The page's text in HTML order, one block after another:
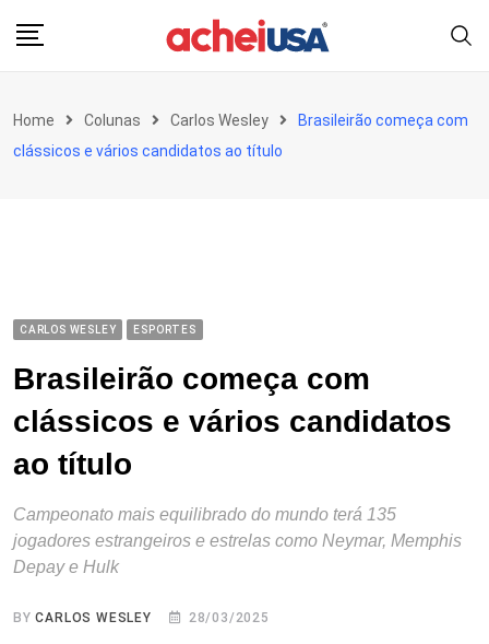
Home Colunas Carlos Wesley
Brasileirão começa com
clássicos e vários candidatos ao título
CARLOS WESLEY ESPORTES
Brasileirão começa com
clássicos e vários candidatos
ao título
Campeonato mais equilibrado do mundo terá 135
jogadores estrangeiros e estrelas como Neymar, Memphis
Depay e Hulk
BYCARLOS WESLEY 28/03/2025